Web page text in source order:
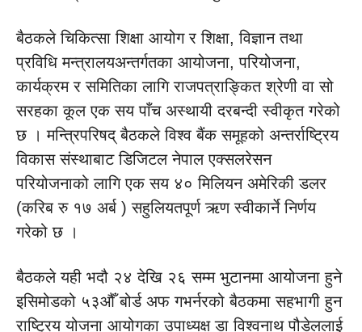
बैठकले चिकित्सा शिक्षा आयोग र शिक्षा, विज्ञान तथा
प्रविधि मन्त्रालयअन्तर्गतका आयोजना, परियोजना,
कार्यक्रम र समितिका लागि राजपत्राङ्कित श्रेणी वा सो
सरहका कूल एक सय पाँच अस्थायी दरबन्दी स्वीकृत गरेको
छ । मन्त्रिपरिषद् बैठकले विश्व बैंक समूहको अन्तर्राष्ट्रिय
विकास संस्थाबाट डिजिटल नेपाल एक्सलरेसन
परियोजनाको लागि एक सय ४० मिलियन अमेरिकी डलर
(करिब रु १७ अर्ब ) सहुलियतपूर्ण ऋण स्वीकार्ने निर्णय
गरेको छ ।
बैठकले यही भदौ २४ देखि २६ सम्म भुटानमा आयोजना हुने
इसिमोडको ५३औँ बोर्ड अफ गभर्नरको बैठकमा सहभागी हुन
राष्ट्रिय योजना आयोगका उपाध्यक्ष डा विश्वनाथ पौडेललाई